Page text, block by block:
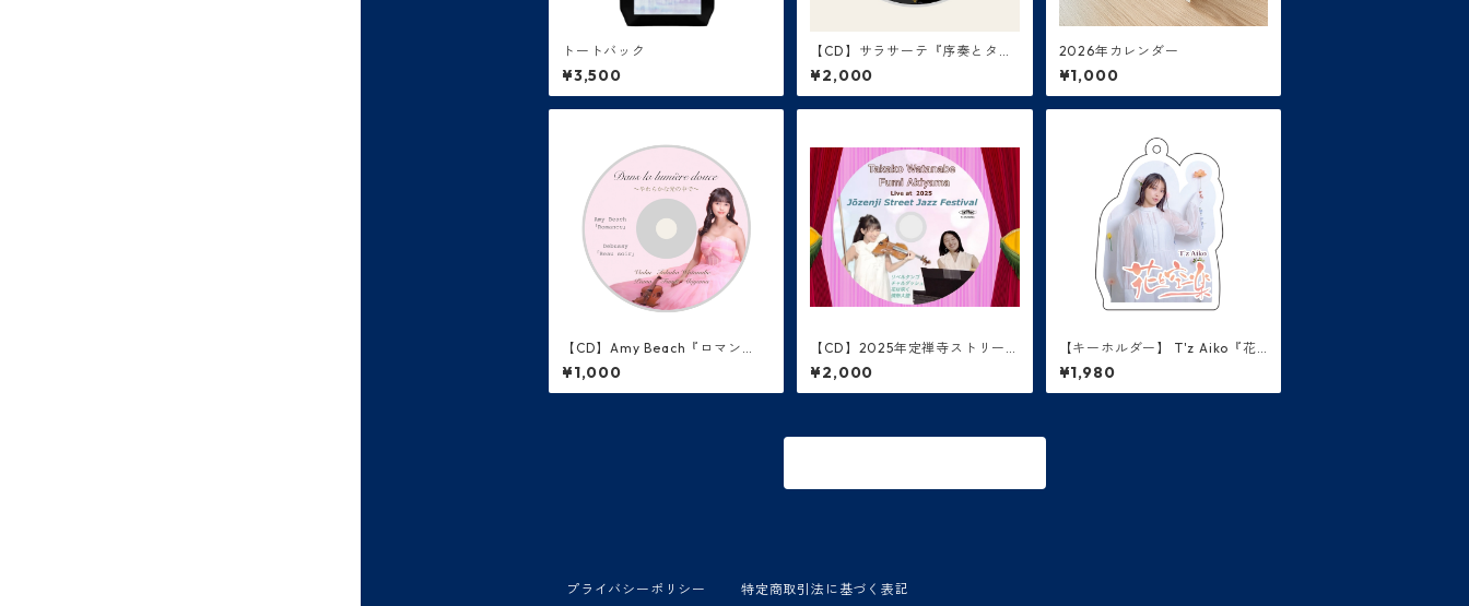
トートバック
¥3,500
【CD】サラサーテ『序奏とタラ
ンテラ』、サンサーンス『死の
舞踏』
¥2,000
2026年カレンダー
¥1,000
【CD】Amy Beach『ロマン
ス』、Debussy『美しき夕暮
れ』
¥1,000
【CD】2025年定禅寺ストリー
トジャズフェスティバルライブC
D
¥2,000
【キーホルダー】 T'z Aiko『花
と空楽』アクリルキーホルダー
¥1,980
プライバシーポリシー 特定商取引法に基づく表記